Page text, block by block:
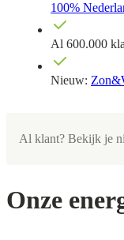
100%
Al 600.000
Nieuw:
Al klant? Bekijk je
Onze